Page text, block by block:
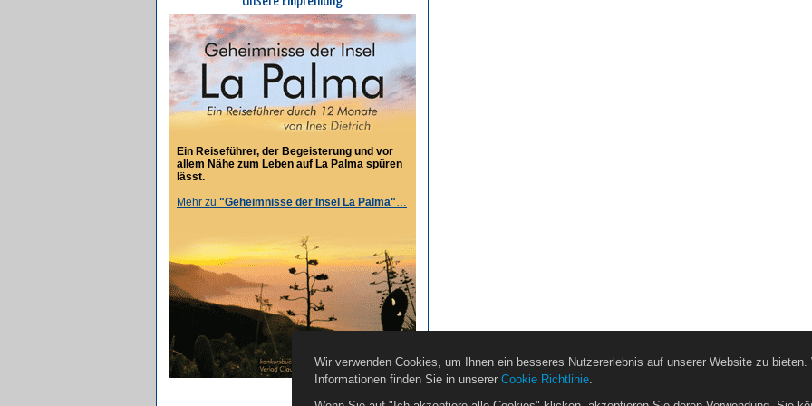
Ein Reiseführer, der Begeisterung und vor
allem Nähe zum Leben auf La Palma spüren
lässt.
Mehr zu "Geheimnisse der Insel La Palma"…
Wir verwenden Cookies, um Ihnen ein besseres Nutzererlebnis auf unserer Website zu bieten.
Informationen finden Sie in unserer Cookie Richtlinie.